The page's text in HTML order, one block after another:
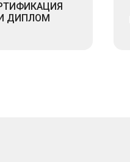
И ДИПЛОМ